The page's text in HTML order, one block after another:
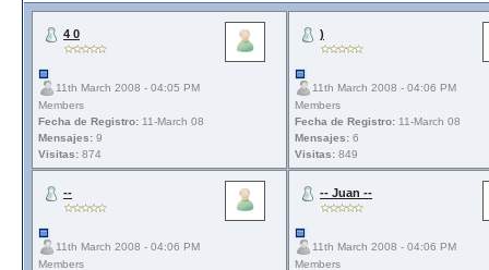
4 0
11th March 2008 - 04:05 PM
Members
Fecha de Registro: 11-March 08
Mensajes: 9
Visitas: 874
)
11th March 2008 - 04:06 PM
Members
Fecha de Registro: 11-March 08
Mensajes: 6
Visitas: 849
--
11th March 2008 - 04:06 PM
Members
-- Juan --
11th March 2008 - 04:06 PM
Members